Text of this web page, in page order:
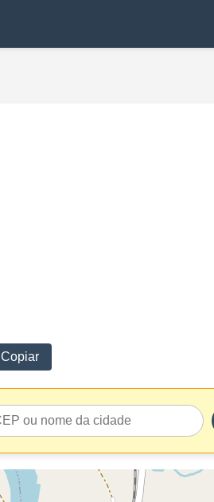
Copiar